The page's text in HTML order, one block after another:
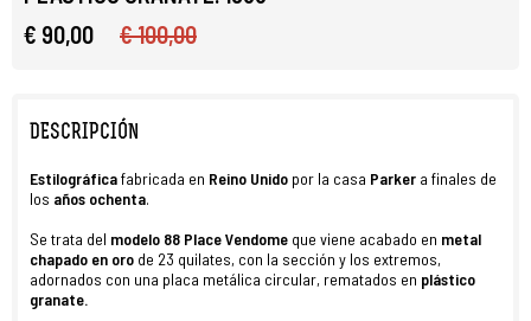
€ 90,00
€ 100,00
DESCRIPCIÓN
Estilográficafabricada en Reino Unido por la casa Parker a finales de
los años ochenta.
Se trata del modelo 88 Place Vendome que viene acabado en metal
chapado en oro de 23 quilates, con la sección y los extremos,
adornados con una placa metálica circular, rematados en plástico
granate.